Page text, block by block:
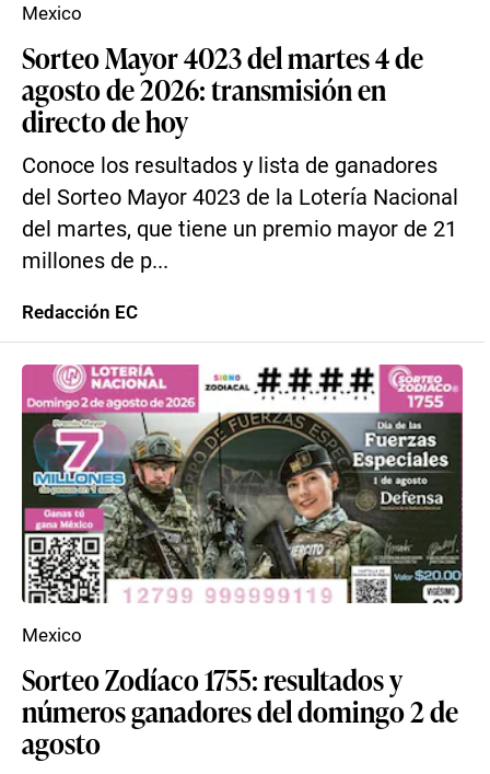
Sorteo Mayor 4023 del martes 4 de
agosto de 2026: transmisión en
directo de hoy
Conoce los resultados y lista de ganadores
del Sorteo Mayor 4023 de la Lotería Nacional
del martes, que tiene un premio mayor de 21
millones de p...
Mexico
Redacción EC
Sorteo Zodíaco 1755: resultados y
números ganadores del domingo 2 de
agosto
Mexico